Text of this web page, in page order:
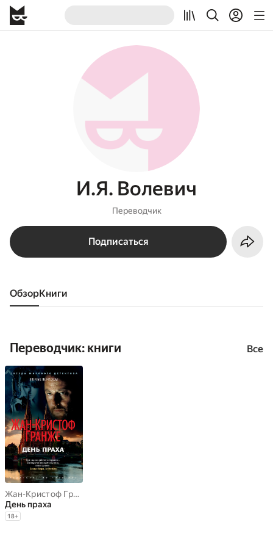
И.Я. Волевич
Переводчик
Подписаться
Обзор книги
Переводчик: книги Все
Жан-Кристоф Гранже
День праха
18+